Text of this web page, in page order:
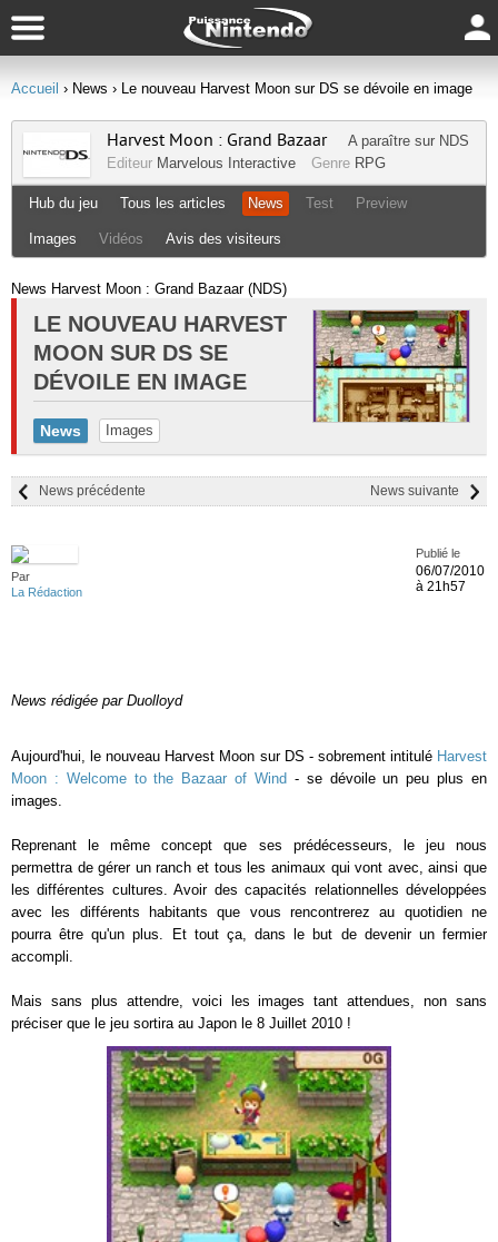
Accueil › News › Le nouveau Harvest Moon sur DS se dévoile en image
Harvest Moon : Grand Bazaar A paraître sur NDS
Editeur Marvelous Interactive Genre RPG
Hub du jeu Tous les articles News Test Preview
Images Vidéos Avis des visiteurs
News Harvest Moon : Grand Bazaar (NDS)
LE NOUVEAU HARVEST
MOON SUR DS SE
DÉVOILE EN IMAGE
News Images
News suivante
News précédente
Par
La Rédaction
Publié le
06/07/2010
à 21h57
News rédigée par Duolloyd
Aujourd'hui, le nouveau Harvest Moon sur DS - sobrement intitulé Harvest
Moon : Welcome to the Bazaar of Wind - se dévoile un peu plus en
images.
Reprenant le même concept que ses prédécesseurs, le jeu nous
permettra de gérer un ranch et tous les animaux qui vont avec, ainsi que
les différentes cultures. Avoir des capacités relationnelles développées
avec les différents habitants que vous rencontrerez au quotidien ne
pourra être qu'un plus. Et tout ça, dans le but de devenir un fermier
accompli.
Mais sans plus attendre, voici les images tant attendues, non sans
préciser que le jeu sortira au Japon le 8 Juillet 2010 !